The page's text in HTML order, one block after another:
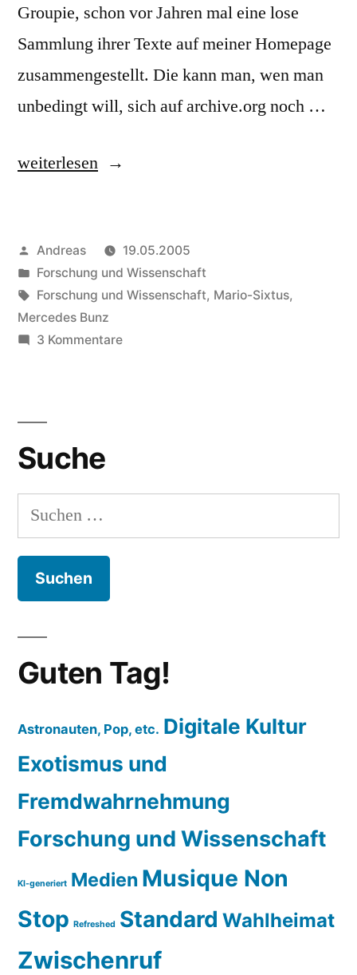
Groupie, schon vor Jahren mal eine lose
Sammlung ihrer Texte auf meiner Homepage
zusammengestellt. Die kann man, wen man
unbedingt will, sich auf archive.org noch …
„Existenzielles
weiterlesen
Veröffentlicht
von
Andreas
19.05.2005
Veröffentlicht
in
Forschung und Wissenschaft
Schlagwörter:
Forschung und Wissenschaft, Mario-Sixtus,
Mercedes Bunz
3 Kommentarezu
Suche
Suchen
nach:
Guten Tag!
Astronauten, Pop, etc. Digitale Kultur
Exotismus und
Fremdwahrnehmung
Forschung und Wissenschaft
KI-generiert Medien Musique Non
Stop Refreshed Standard Wahlheimat
Zwischenruf